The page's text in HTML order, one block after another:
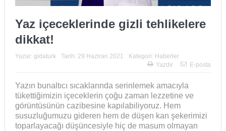
Yaz içeceklerinde gizli tehlikelere
dikkat!
Yazar: gidaturk Tarih: 29 Haziran 2021 Kategori: Haberler
Yazdır
E-posta
Yazın bunaltıcı sıcaklarında serinlemek amacıyla
tükettiğimizin içeceklerin çoğu zaman lezzetine ve
görüntüsünün cazibesine kapılabiliyoruz. Hem
susuzluğumuzu gideren hem de düşen kan şekerimizi
toparlayacağı düşüncesiyle hiç de masum olmayan